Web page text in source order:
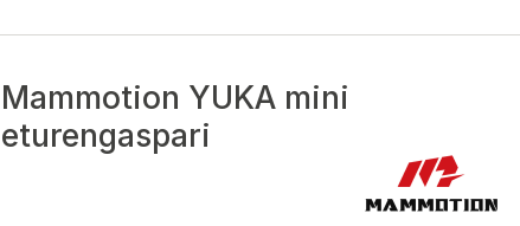
Mammotion YUKA mini
eturengaspari